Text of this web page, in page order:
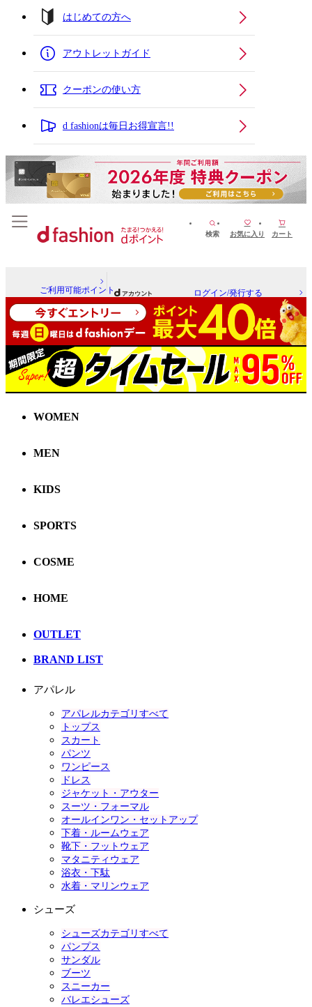
はじめての方へ
アウトレットガイド
クーポンの使い方
d fashionは毎日お得宣言!!
検索 お気に入り カート
ご利用可能ポイント ログイン/発行する
WOMEN
MEN
KIDS
SPORTS
COSME
HOME
OUTLET
BRAND LIST
アパレル
アパレルカテゴリすべて
トップス
スカート
パンツ
ワンピース
ドレス
ジャケット・アウター
スーツ・フォーマル
オールインワン・セットアップ
下着・ルームウェア
靴下・フットウェア
マタニティウェア
浴衣・下駄
水着・マリンウェア
シューズ
シューズカテゴリすべて
パンプス
サンダル
ブーツ
スニーカー
バレエシューズ